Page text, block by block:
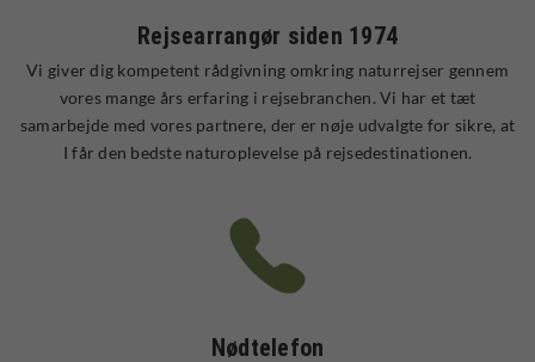
Rejsearrangør siden 1974
Vi giver dig kompetent rådgivning omkring naturrejser gennem
vores mange års erfaring i rejsebranchen. Vi har et tæt
samarbejde med vores partnere, der er nøje udvalgte for sikre, at
I får den bedste naturoplevelse på rejsedestinationen.
Nødtelefon